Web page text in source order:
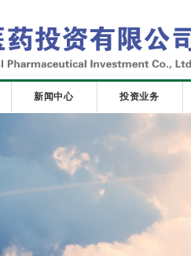
新闻中心 投资业务